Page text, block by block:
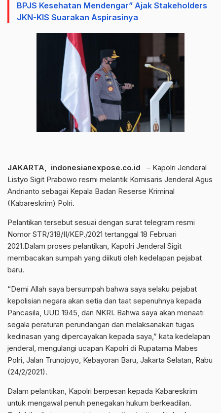
BPJS Kesehatan Mendengar” Ajak Stakeholders
JKN-KIS Suarakan Aspirasinya
JAKARTA, indonesianexpose.co.id – Kapolri Jenderal
Listyo Sigit Prabowo resmi melantik Komisaris Jenderal Agus
Andrianto sebagai Kepala Badan Reserse Kriminal
(Kabareskrim) Polri.
Pelantikan tersebut sesuai dengan surat telegram resmi
Nomor STR/318/II/KEP./2021 tertanggal 18 Februari
2021.Dalam proses pelantikan, Kapolri Jenderal Sigit
membacakan sumpah yang diikuti oleh kedelapan pejabat
baru.
“Demi Allah saya bersumpah bahwa saya selaku pejabat
kepolisian negara akan setia dan taat sepenuhnya kepada
Pancasila, UUD 1945, dan NKRI. Bahwa saya akan menaati
segala peraturan perundangan dan melaksanakan tugas
kedinasan yang dipercayakan kepada saya,” kata kedelapan
jenderal, mengulangi ucapan Kapolri di Rupatama Mabes
Polri, Jalan Trunojoyo, Kebayoran Baru, Jakarta Selatan, Rabu
(24/2/2021).
Dalam pelantikan, Kapolri berpesan kepada Kabareskrim
untuk mengawal penuh penegakan hukum berkeadilan.